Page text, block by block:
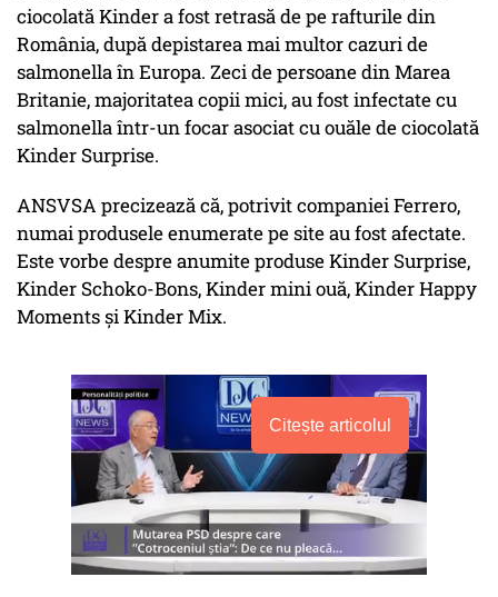
ciocolată Kinder a fost retrasă de pe rafturile din
România, după depistarea mai multor cazuri de
salmonella în Europa. Zeci de persoane din Marea
Britanie, majoritatea copii mici, au fost infectate cu
salmonella într-un focar asociat cu ouăle de ciocolată
Kinder Surprise.
ANSVSA precizează că, potrivit companiei Ferrero,
numai produsele enumerate pe site au fost afectate.
Este vorbe despre anumite produse Kinder Surprise,
Kinder Schoko-Bons, Kinder mini ouă, Kinder Happy
Moments și Kinder Mix.
Citește articolul